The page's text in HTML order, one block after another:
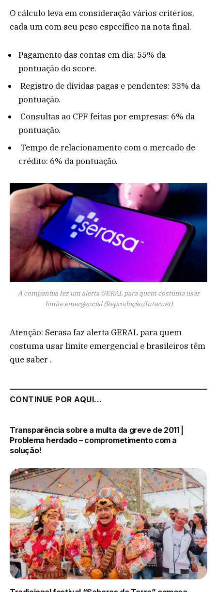
O cálculo leva em consideração vários critérios,
cada um com seu peso específico na nota final.
Pagamento das contas em dia: 55% da
pontuação do score.
Registro de dívidas pagas e pendentes: 33% da
pontuação.
Consultas ao CPF feitas por empresas: 6% da
pontuação.
Tempo de relacionamento com o mercado de
crédito: 6% da pontuação.
A companhia fez um alerta GERAL para quem costuma usar
limite emergencial (Reprodução/Internet)
Atenção: Serasa faz alerta GERAL para quem
costuma usar limite emergencial e brasileiros têm
que saber .
CONTINUE POR AQUI...
Transparência sobre a multa da greve de 2011 |
Problema herdado – comprometimento com a
solução!